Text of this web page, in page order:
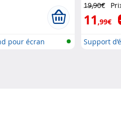
pour écran
19,90€
11,99€
Support